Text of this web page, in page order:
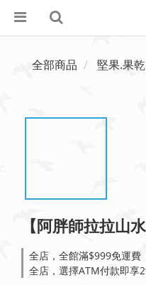
全部商品 堅果.果
【阿胖師拉拉山
全店，全館滿$999免運費
全店，選擇ATM付款即享